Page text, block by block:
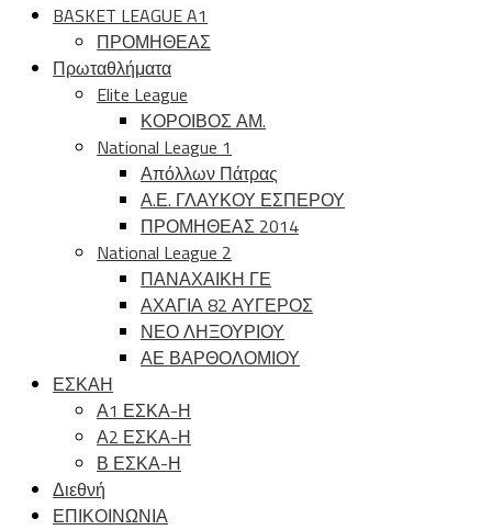
BASKET LEAGUE A1
ΠΡΟΜΗΘΕΑΣ
Πρωταθλήματα
Elite League
ΚΟΡΟΙΒΟΣ ΑΜ.
National League 1
Απόλλων Πάτρας
Α.Ε. ΓΛΑΥΚΟΥ ΕΣΠΕΡΟΥ
ΠΡΟΜΗΘΕΑΣ 2014
National League 2
ΠΑΝΑΧΑΙΚΗ ΓΕ
ΑΧΑΓΙΑ 82 ΑΥΓΕΡΟΣ
ΝΕΟ ΛΗΞΟΥΡΙΟΥ
ΑΕ ΒΑΡΘΟΛΟΜΙΟΥ
ΕΣΚΑΗ
Α1 ΕΣΚΑ-Η
Α2 ΕΣΚΑ-Η
Β ΕΣΚΑ-Η
Διεθνή
ΕΠΙΚΟΙΝΩΝΙΑ